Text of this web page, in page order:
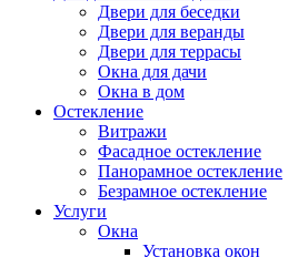
Двери для беседки
Двери для веранды
Двери для террасы
Окна для дачи
Окна в дом
Остекление
Витражи
Фасадное остекление
Панорамное остекление
Безрамное остекление
Услуги
Окна
Установка окон